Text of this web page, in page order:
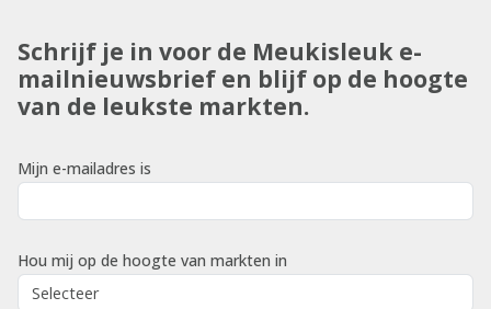
Schrijf je in voor de Meukisleuk e-
mailnieuwsbrief en blijf op de hoogte
van de leukste markten.
Mijn e-mailadres is
Hou mij op de hoogte van markten in